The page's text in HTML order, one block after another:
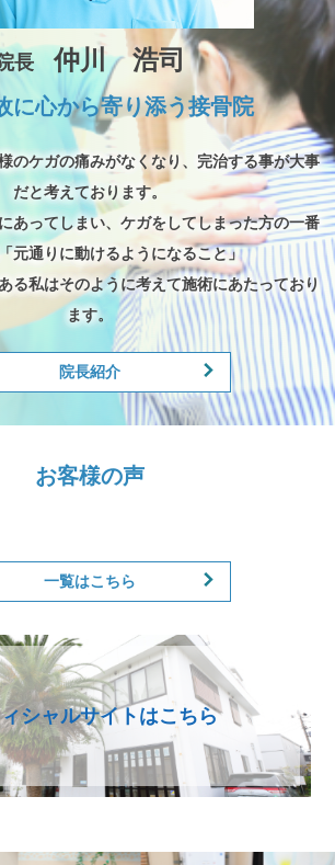
長 仲川 浩司
に心から寄り添う接骨院
のケガの痛みがなくなり、完治する事が大事
だと考えております。
あってしまい、ケガをしてしまった方の一番
元通りに動けるようになること」
る私はそのように考えて施術にあたっており
ます。
院長紹介
お客様の声
一覧はこちら
シャルサイトはこちら